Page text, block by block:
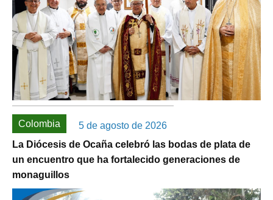
Colombia
5 de agosto de 2026
La Diócesis de Ocaña celebró las bodas de plata de
un encuentro que ha fortalecido generaciones de
monaguillos